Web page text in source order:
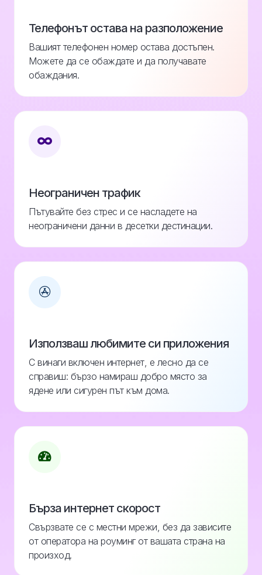
Телефонът остава на разположение
Вашият телефонен номер остава достъпен.
Можете да се обаждате и да получавате
обаждания.
Неограничен трафик
Пътувайте без стрес и се насладете на
неограничени данни в десетки дестинации.
Използваш любимите си приложения
С винаги включен интернет, е лесно да се
справиш: бързо намираш добро място за
ядене или сигурен път към дома.
Бърза интернет скорост
Свързвате се с местни мрежи, без да зависите
от оператора на роуминг от вашата страна на
произход.